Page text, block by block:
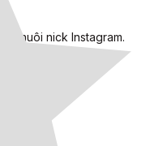
nuôi nick Instagram.